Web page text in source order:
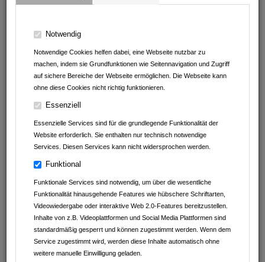
Notwendig
Notwendige Cookies helfen dabei, eine Webseite nutzbar zu
machen, indem sie Grundfunktionen wie Seitennavigation und Zugriff
auf sichere Bereiche der Webseite ermöglichen. Die Webseite kann
ohne diese Cookies nicht richtig funktionieren.
Essenziell
Essenzielle Services sind für die grundlegende Funktionalität der
Website erforderlich. Sie enthalten nur technisch notwendige
Services. Diesen Services kann nicht widersprochen werden.
Funktional
Funktionale Services sind notwendig, um über die wesentliche
Funktionalität hinausgehende Features wie hübschere Schriftarten,
Videowiedergabe oder interaktive Web 2.0-Features bereitzustellen.
Inhalte von z.B. Videoplattformen und Social Media Plattformen sind
standardmäßig gesperrt und können zugestimmt werden. Wenn dem
Service zugestimmt wird, werden diese Inhalte automatisch ohne
weitere manuelle Einwilligung geladen.
BAUMGÄRTNER & SCHULZ METALLBAU GmbH
Beck GmbH
Klein Tortechnik Service
Geschrieben am
ZURÜCK